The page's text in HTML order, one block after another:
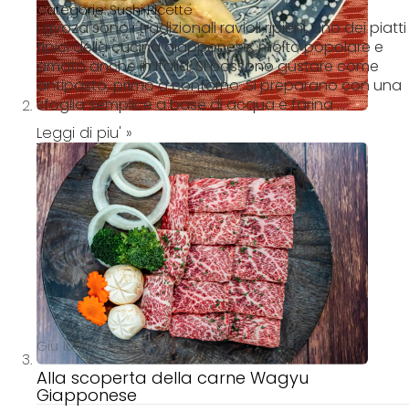
Categorie: Sushi Ricette
I gyoza sono i tradizionali ravioli ripieni, uno dei piatti
tipici della cucina giapponese, molto popolare e
amato anche in Italia. Si possono gustare come
antipasto, primo o contorno. Si preparano con una
sfoglia semplice a base di acqua e farina ...
Leggi di piu' »
Giu 10 2024
Alla scoperta della carne Wagyu
Giapponese